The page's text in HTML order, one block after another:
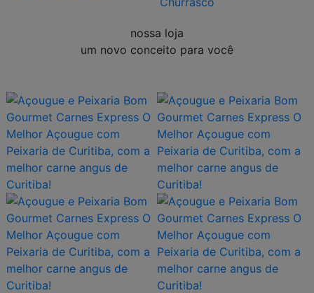
nossa loja
um novo conceito para você